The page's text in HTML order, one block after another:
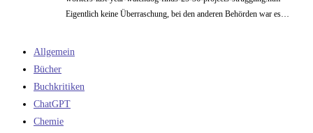
Eigentlich keine Überraschung, bei den anderen Behörden war es…
Allgemein
Bücher
Buchkritiken
ChatGPT
Chemie